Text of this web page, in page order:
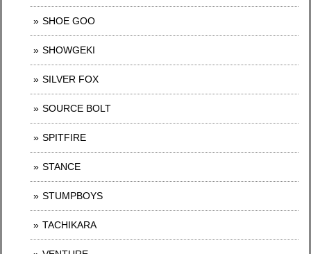
SHOE GOO
SHOWGEKI
SILVER FOX
SOURCE BOLT
SPITFIRE
STANCE
STUMPBOYS
TACHIKARA